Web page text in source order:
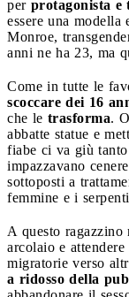
per protagonista e
essere una
Monroe,
anni ne ha 23, ma
Come in tutte le
scoccare dei 16
che le trasforma.
abbatte statue e
fiabe ci va giù
impazzavano
sottoposti a
femmine e i
A questo
arcolaio e
migratorie verso
a ridosso della